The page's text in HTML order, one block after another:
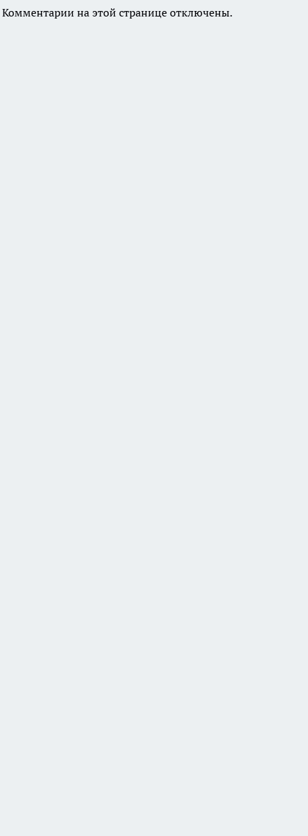
Комментарии на этой странице отключены.